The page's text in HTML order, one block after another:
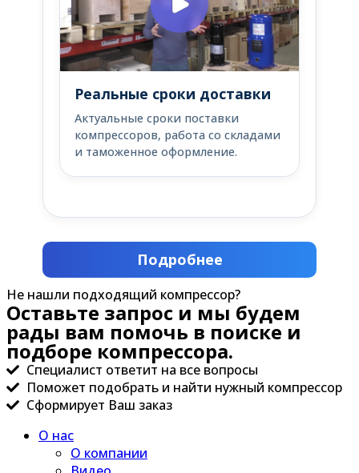
Реальные сроки доставки
Актуальные сроки поставки
компрессоров, работа со складами
и таможенное оформление.
Подробнее
Не нашли подходящий компрессор?
Оставьте запрос и мы будем
рады вам помочь в поиске и
подборе компрессора.
Специалист ответит на все вопросы
Поможет подобрать и найти нужный компрессор
Сформирует Ваш заказ
О нас
О компании